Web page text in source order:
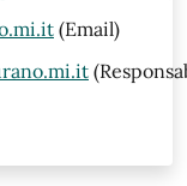
(Email)